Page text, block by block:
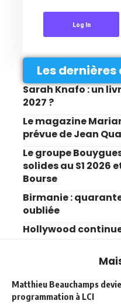
Log In
Les
Sarah Knafo : un
2027 ?
Le magazine
prévue de Jean
Le groupe
solides au S1 2026
Bourse
Birmanie :
oubliée
Hollywood
Matthieu Beauchamps
programmation à LCI